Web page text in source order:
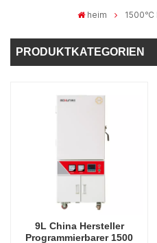
heim 1500℃
PRODUKTKATEGORIEN
9L China Hersteller
Programmierbarer 1500